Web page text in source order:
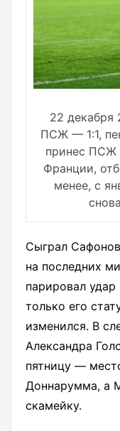
22 декабря
ПСЖ — 1:1,
принес ПСЖ
Франции,
менее, с
Сыграл
на последних
парировал
только его
изменился. В
Александра
пятницу —
Доннарумма, а
скамейку.